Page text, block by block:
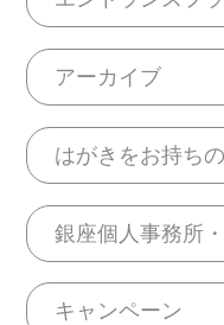
アーカイブ
はがきをお持ち
銀座個人事務所
キャンペーン